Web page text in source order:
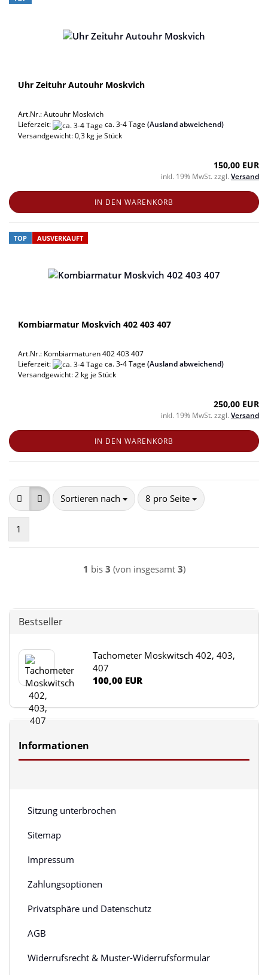
Uhr Zeituhr Autouhr Moskvich
Art.Nr.: Autouhr Moskvich
Lieferzeit:
ca. 3-4 Tage (Ausland abweichend)
Versandgewicht:0,3 kg je Stück
150,00 EUR
inkl. 19% MwSt. zzgl. Versand
IN DEN WARENKORB
TOP AUSVERKAUFT
Kombiarmatur Moskvich 402 403 407
Art.Nr.: Kombiarmaturen 402 403 407
Lieferzeit:
ca. 3-4 Tage (Ausland abweichend)
Versandgewicht:2 kg je Stück
250,00 EUR
inkl. 19% MwSt. zzgl. Versand
IN DEN WARENKORB
Sortieren nach
Sortieren nach 8 pro Seite
pro Seite
1
1 bis 3 (von insgesamt 3)
Bestseller
Tachometer Moskwitsch 402, 403,
407
100,00 EUR
Informationen
Sitzung unterbrochen
Sitemap
Impressum
Zahlungsoptionen
Privatsphäre und Datenschutz
AGB
Widerrufsrecht & Muster-Widerrufsformular